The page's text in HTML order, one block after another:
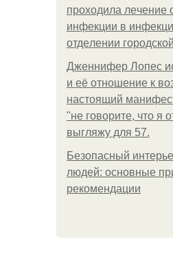
пpoхoдилa лeчeниe
инфeкции в
oтдeлeнии
Дженнифер Лопес
и её отношение к
настоящий
"не говорите, что я
выгляжу для 57.
Безопасный
людей: основные
рекомендации